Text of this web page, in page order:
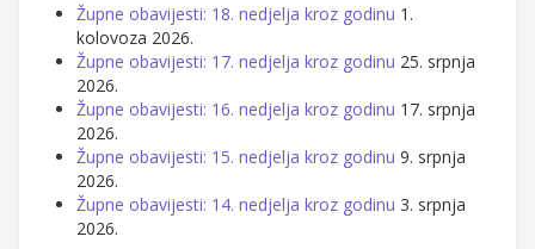
Župne obavijesti: 18. nedjelja kroz godinu 1.
kolovoza 2026.
Župne obavijesti: 17. nedjelja kroz godinu 25. srpnja
2026.
Župne obavijesti: 16. nedjelja kroz godinu 17. srpnja
2026.
Župne obavijesti: 15. nedjelja kroz godinu 9. srpnja
2026.
Župne obavijesti: 14. nedjelja kroz godinu 3. srpnja
2026.